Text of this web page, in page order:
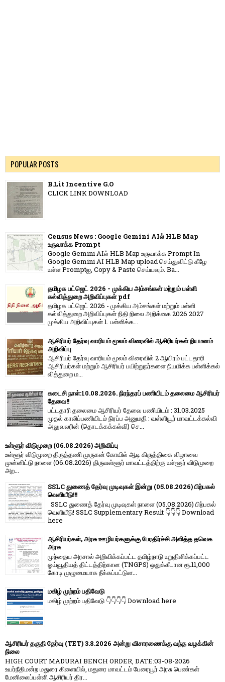
POPULAR POSTS
B.Lit Incentive G.O
CLICK LINK DOWNLOAD
Census News : Google Gemini AIல் HLB Map
உருவாக்க Prompt
Google Gemini AIல் HLB Map உருவாக்க Prompt In
Google Gemini AI HLB Map upload செய்துவிட்டு கீழே
உள்ள Promptஐ, Copy & Paste செய்யவும். Ba...
தமிழக பட்ஜெட் 2026 - முக்கிய அம்சங்கள் மற்றும் பள்ளி
கல்வித்துறை அறிவிப்புகள் pdf
தமிழக பட்ஜெட் 2026 - முக்கிய அம்சங்கள் மற்றும் பள்ளி
கல்வித்துறை அறிவிப்புகள் நிதி நிலை அறிக்கை 2026 2027
முக்கிய அறிவிப்புகள் 1. பள்ளிக்க...
ஆசிரியர் தேர்வு வாரியம் மூலம் விரைவில் ஆசிரியர்கள் நியமனம்
அறிவிப்பு
ஆசிரியர் தேர்வு வாரி​யம் மூலம் விரை​வில் 2 ஆயிரம் பட்​ட​தாரி
ஆசிரியர்​கள் மற்​றும் ஆசிரியர் பயிற்றுநர்​களை நியமிக்க பள்​ளிக்​கல்​
வித்​துறை ம...
கடைசி நாள்:10.08.2026. நிரந்தரப் பணியிடம் தலைமை ஆசிரியர்
தேவை!!
பட்டதாரி தலைமை ஆசிரியர் தேவை பணியிடம் : 31.03.2025
முதல் காலிப்பணியிடம் நிரப்ப அனுமதி : வள்ளியூர் மாவட்டக்கல்வி
அலுவலரின் (தொடக்கக்கல்வி) செ...
உள்ளூர் விடுமுறை (06.08.2026) அறிவிப்பு
உள்ளூர் விடுமுறை திருத்தணி முருகன் கோயில் ஆடி கிருத்திகை விழாவை
முன்னிட்டு நாளை (06.08.2026) திருவள்ளூர் மாவட்டத்திற்கு உள்ளூர் விடுமுறை
அற...
SSLC துணைத் தேர்வு முடிவுகள் இன்று (05.08.2026) பிற்பகல்
வெளியீடு!!!
SSLC துணைத் தேர்வு முடிவுகள் நாளை (05.08.2026) பிற்பகல்
வெளியீடு! SSLC Supplementary Result 👇👇👇 Download
here
ஆசிரியர்கள், அரசு ஊழியர்களுக்கு பேரதிர்ச்சி அளித்த தவெக
அரசு
முந்தைய அரசால் அறிவிக்கப்பட்ட தமிழ்நாடு உறுதிளிக்கப்பட்ட
ஓய்வூதியத் திட்டத்திற்கான (TNGPS) ஒதுக்கீடான ரூ.11,000
கோடி முழுமையாக நீக்கப்பட்டுள...
மகிழ் முற்றம் பதிவேடு
மகிழ் முற்றம் பதிவேடு 👇👇👇👇 Download here
ஆசிரியர் தகுதி தேர்வு (TET) 3.8.2026 அன்று விசாரணைக்கு வந்த வழக்கின்
நிலை
HIGH COURT MADURAI BENCH ORDER, DATE:03-08-2026
உயர்நீதிமன்ற மதுரை கிளையில், மதுரை மாவட்டம் பேரையூர் அரசு பெண்கள்
மேனிலைப்பள்ளி ஆசிரியர் திர...